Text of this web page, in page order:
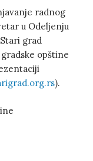
radnog
u Odeljenju
grad
opštine
).